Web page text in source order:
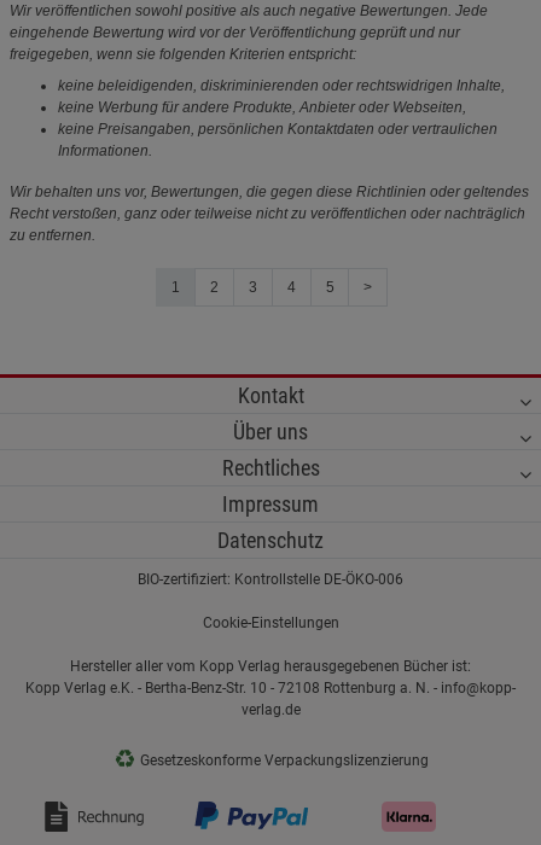
Wir veröffentlichen sowohl positive als auch negative Bewertungen. Jede
eingehende Bewertung wird vor der Veröffentlichung geprüft und nur
freigegeben, wenn sie folgenden Kriterien entspricht:
keine beleidigenden, diskriminierenden oder rechtswidrigen Inhalte,
keine Werbung für andere Produkte, Anbieter oder Webseiten,
keine Preisangaben, persönlichen Kontaktdaten oder vertraulichen
Informationen.
Wir behalten uns vor, Bewertungen, die gegen diese Richtlinien oder geltendes
Recht verstoßen, ganz oder teilweise nicht zu veröffentlichen oder nachträglich
zu entfernen.
1 2 3 4 5 >
Kontakt
Über uns
Rechtliches
Impressum
Datenschutz
BIO-zertifiziert: Kontrollstelle DE-ÖKO-006
Cookie-Einstellungen
Hersteller aller vom Kopp Verlag herausgegebenen Bücher ist:
Kopp Verlag e.K. - Bertha-Benz-Str. 10 - 72108 Rottenburg a. N. - info@kopp-
verlag.de
♻ Gesetzeskonforme Verpackungslizenzierung